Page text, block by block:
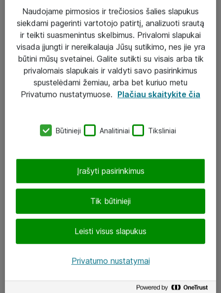
Sprendimai ir paslaugos
Paslaugos
Sprendimai
Įgyvendinti projektai
Atea ekspertų patarimai verslui
UAB „ATEA“
J. Rutkausko g. 6, Vilnius
Atea kontaktai
Aplankykite mus
Naudojame pirmosios ir trečiosios šalies slapukus
siekdami pagerinti vartotojo patirtį, analizuoti srautą
ir teikti suasmenintus skelbimus. Privalomi slapukai
visada įjungti ir nereikalauja Jūsų sutikimo, nes jie yra
būtini mūsų svetainei. Galite sutikti su visais arba tik
privalomais slapukais ir valdyti savo pasirinkimus
spustelėdami žemiau, arba bet kuriuo metu
Privatumo nustatymuose. Plačiau skaitykite čia
Būtinieji Analitiniai Tiksliniai
Tik būtinieji
Leisti visus slapukus
Įrašyti pasirinkimus
Privatumo nustatymai